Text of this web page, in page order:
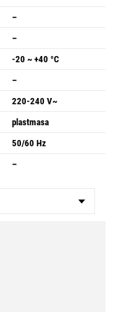
–
–
-20 ~ +40 °C
–
220-240 V~
plastmasa
50/60 Hz
–